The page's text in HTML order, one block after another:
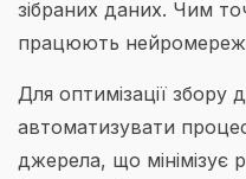
зібраних даних. Чим
працюють
Для оптимізації збору
автоматизувати
джерела, що